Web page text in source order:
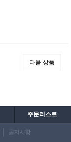
다음 상품
주문리스트
공지사항